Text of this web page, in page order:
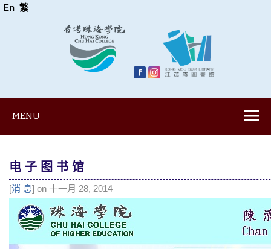
En 繁
MENU
电 子 图 书 馆
[消 息] on 十一月 28, 2014